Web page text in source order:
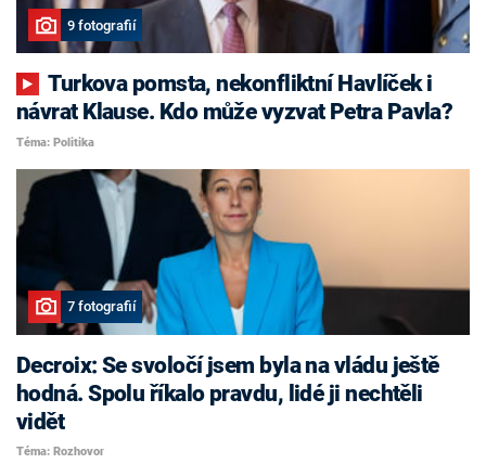
9 fotografií
Turkova pomsta, nekonfliktní Havlíček i
návrat Klause. Kdo může vyzvat Petra Pavla?
Téma: Politika
7 fotografií
Decroix: Se svoločí jsem byla na vládu ještě
hodná. Spolu říkalo pravdu, lidé ji nechtěli
vidět
Téma: Rozhovor